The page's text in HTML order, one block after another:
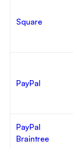
Square
PayPal
PayPal
Braintree